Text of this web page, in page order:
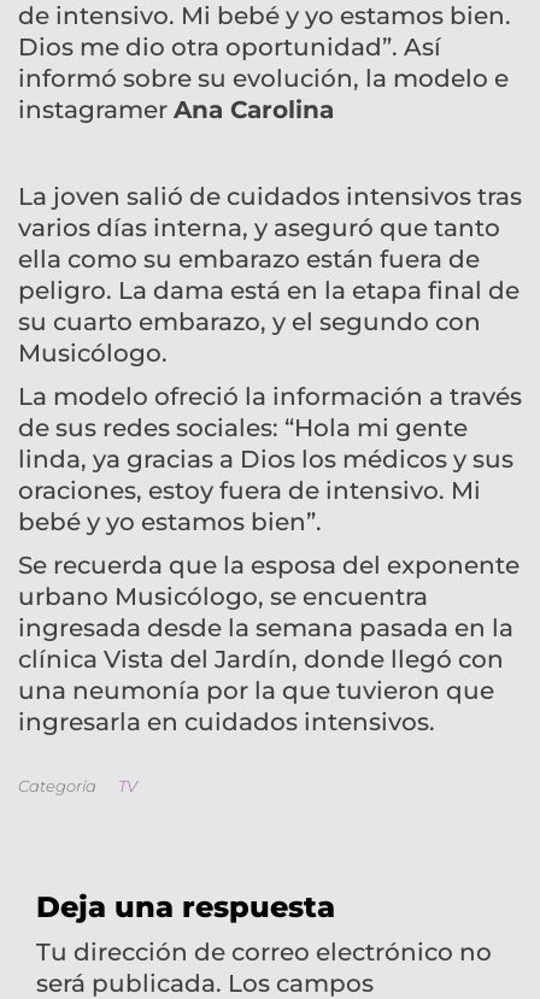
de intensivo. Mi bebé y yo estamos bien.
Dios me dio otra oportunidad”. Así
informó sobre su evolución, la modelo e
instagramer Ana Carolina
La joven salió de cuidados intensivos tras
varios días interna, y aseguró que tanto
ella como su embarazo están fuera de
peligro. La dama está en la etapa final de
su cuarto embarazo, y el segundo con
Musicólogo.
La modelo ofreció la información a través
de sus redes sociales: “Hola mi gente
linda, ya gracias a Dios los médicos y sus
oraciones, estoy fuera de intensivo. Mi
bebé y yo estamos bien”.
Se recuerda que la esposa del exponente
urbano Musicólogo, se encuentra
ingresada desde la semana pasada en la
clínica Vista del Jardín, donde llegó con
una neumonía por la que tuvieron que
ingresarla en cuidados intensivos.
Categoría TV
Deja una respuesta
Tu dirección de correo electrónico no
será publicada. Los campos